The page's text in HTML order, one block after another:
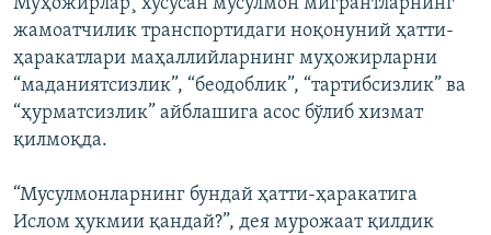
Муҳожирлар¸ хусусан мусулмон мигрантларнинг
жамоатчилик транспортидаги ноқонуний ҳатти-
ҳаракатлари маҳаллийларнинг муҳожирларни
“маданиятсизлик”, “беодоблик”, “тартибсизлик” ва
“ҳурматсизлик” айблашига асос бўлиб хизмат
қилмоқда.
“Мусулмонларнинг бундай ҳатти-ҳаракатига
Ислом ҳукмии қандай?”, дея мурожаат қилдик